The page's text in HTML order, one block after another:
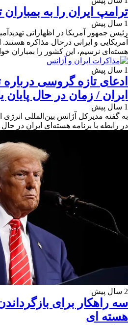
ترامپ ایران را به بمباران
1 سال پیش
رئیس جمهور آمریکا در اظهاراتی
آمریکایی و ایرانی درحال مذاکره هستند.
هسته‌ای نرسیم، این کشور را بمباران
1 سال پیش
ادعای تازه گروسی
ایران / زمان در حال
1 سال پیش
به گفته مدیرکل آژانس بین‌المللی
در رابطه با برنامه هسته‌ای ایران در
2 سال پیش
سه راهکار برای
هسته ای